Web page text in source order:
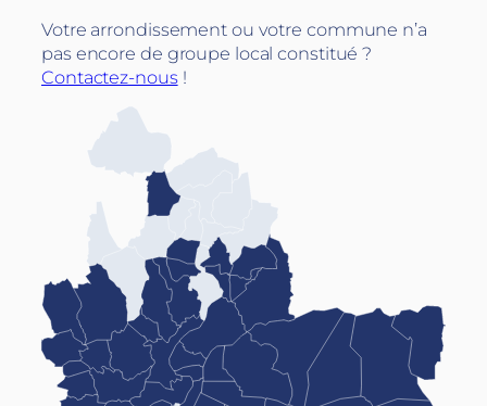
Votre arrondissement ou votre commune n’a
pas encore de groupe local constitué ?
Contactez-nous!